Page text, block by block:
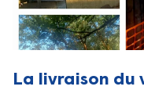
La livraison du